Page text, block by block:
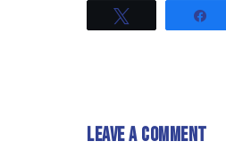
Leave a Comment